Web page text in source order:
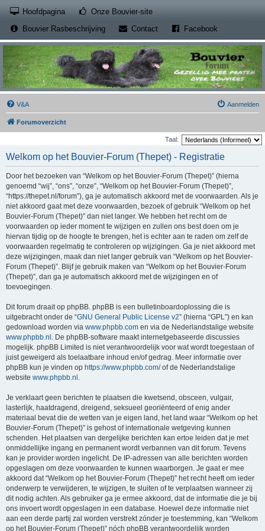
Hoofdpagina Onze Bouvier-site(Opens a new tab)
Bouvier Rasbeschrijving
Contact(Opens a new tab)
Facebook
V&A Aanmelden
Forumoverzicht
Taal:
Welkom op het Bouvier-Forum (Thepet) - Registratie
Door het bezoeken van “Welkom op het Bouvier-Forum (Thepet)” (hierna
genoemd “wij”, “ons”, “onze”, “Welkom op het Bouvier-Forum (Thepet)”,
“https://thepet.nl/forum”), ga je automatisch akkoord met de voorwaarden. Als je
niet akkoord gaat met deze voorwaarden, bezoek of gebruik “Welkom op het
Bouvier-Forum (Thepet)” dan niet langer. We hebben het recht om de
voorwaarden op ieder moment te wijzigen en zullen ons best doen om je
hiervan tijdig op de hoogte te brengen, het is echter aan te raden om zelf de
voorwaarden regelmatig te controleren op wijzigingen. Ga je niet akkoord met
deze wijzigingen, maak dan niet langer gebruik van “Welkom op het Bouvier-
Forum (Thepet)”. Blijf je gebruik maken van “Welkom op het Bouvier-Forum
(Thepet)”, dan ga je automatisch akkoord met de wijzigingen en of
toevoegingen.
Dit forum draait op phpBB. phpBB is een bulletinboardoplossing die is
uitgebracht onder de “GNU General Public License v2” (hierna “GPL”) en kan
gedownload worden via www.phpbb.com en via de Nederlandstalige website
www.phpbb.nl . De phpBB-software maakt internetgebaseerde discussies
mogelijk. phpBB Limited is niet verantwoordelijk voor wat wordt toegestaan of
juist geweigerd als toelaatbare inhoud en/of gedrag. Meer informatie over
phpBB kun je vinden op https://www.phpbb.com/of de Nederlandstalige
website www.phpbb.nl .
Je verklaart geen berichten te plaatsen die kwetsend, obsceen, vulgair,
lasterlijk, haatdragend, dreigend, seksueel georiënteerd of enig ander
materiaal bevat die de wetten van je eigen land, het land waar “Welkom op het
Bouvier-Forum (Thepet)” is gehost of internationale wetgeving kunnen
schenden. Het plaatsen van dergelijke berichten kan ertoe leiden dat je met
onmiddellijke ingang en permanent wordt verbannen van dit forum. Tevens
kan je provider worden ingelicht. De IP-adressen van alle berichten worden
opgeslagen om deze voorwaarden te kunnen waarborgen. Je gaat er mee
akkoord dat “Welkom op het Bouvier-Forum (Thepet)” het recht heeft om ieder
onderwerp te verwijderen, te wijzigen, te sluiten of te verplaatsen wanneer zij
dit nodig achten. Als gebruiker ga je ermee akkoord, dat de informatie die je bij
ons invoert wordt opgeslagen in een database. Hoewel deze informatie niet
aan een derde partij zal worden verstrekt zónder je toestemming, kan “Welkom
op het Bouvier-Forum (Thepet)” nóch phpBB verantwoordelijk worden